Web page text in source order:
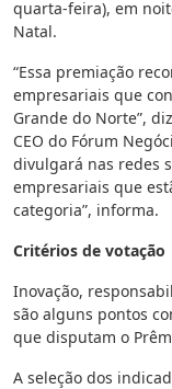
quarta-feira), em
Natal.
“Essa premiação
empresariais que
Grande do Norte”,
CEO do Fórum
divulgará nas redes
empresariais que
categoria”, informa.
Critérios de votação
Inovação,
são alguns pontos
que disputam o
A seleção dos